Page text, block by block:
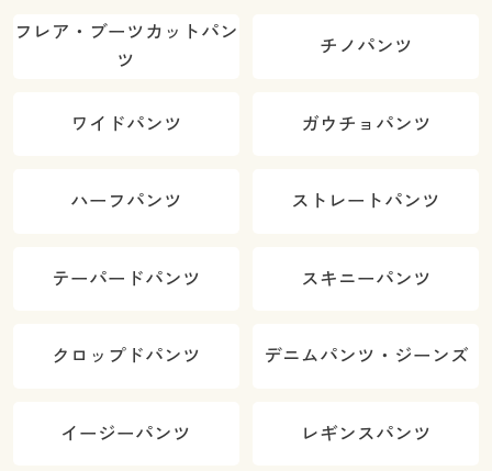
フレア・ブーツカットパン
ツ
チノパンツ
ワイドパンツ ガウチョパンツ
ハーフパンツ ストレートパンツ
テーパードパンツ スキニーパンツ
クロップドパンツ デニムパンツ・ジーンズ
イージーパンツ レギンスパンツ